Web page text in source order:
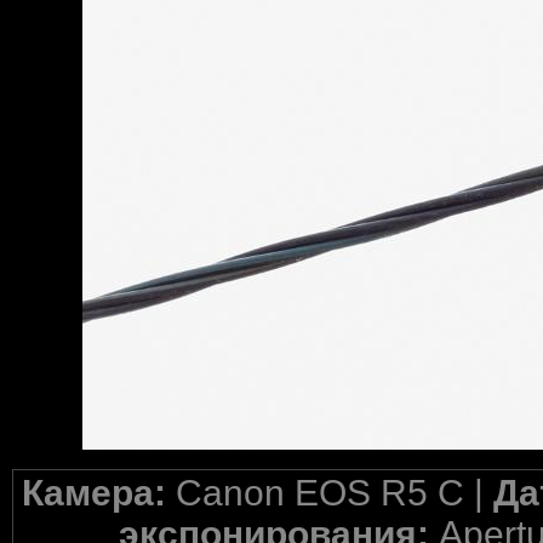
Камера: Canon EOS R5 C |
экспонирования: